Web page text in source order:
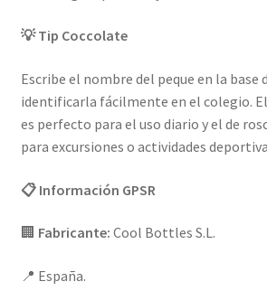
💡 Tip Coccolate
Escribe el nombre del peque en la base
identificarla fácilmente en el colegio.
es perfecto para el uso diario y el de
para excursiones o actividades
📋 Información GPSR
🏢 Fabricante: Cool Bottles S.L.
📍 España.